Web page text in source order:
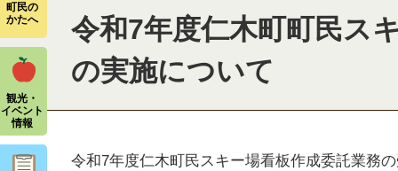
町民の
かたへ
観光・
イベント
情報
令和7年度仁木町町民ス
の実施について
令和7年度仁木町民スキー場看板作成委託業務